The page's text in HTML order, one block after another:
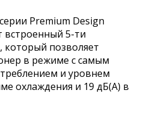
серии Premium Design
5-ти
который позволяет
в режиме с самым
и уровнем
охлаждения и 19 дБ(A) в